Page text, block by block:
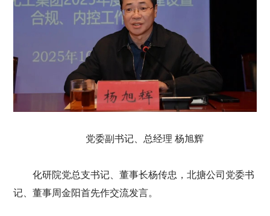
党委副书记、总经理 杨旭辉
化研院党总支书记、董事长杨传忠，北搪公司党委书
记、董事周金阳首先作交流发言。